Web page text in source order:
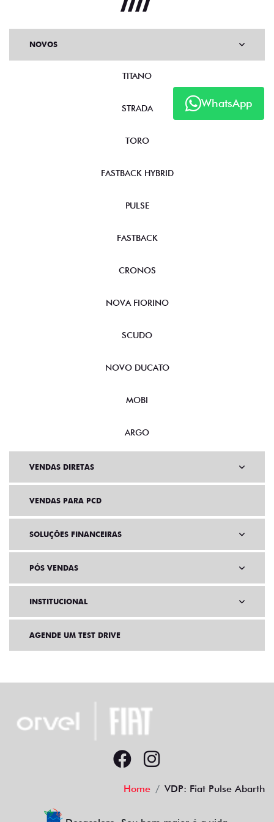
WhatsApp
NOVOS
TITANO
STRADA
TORO
FASTBACK HYBRID
PULSE
FASTBACK
CRONOS
NOVA FIORINO
SCUDO
NOVO DUCATO
MOBI
ARGO
VENDAS DIRETAS
VENDAS PARA PCD
SOLUÇÕES FINANCEIRAS
PÓS VENDAS
INSTITUCIONAL
AGENDE UM TEST DRIVE
Home VDP: Fiat Pulse Abarth